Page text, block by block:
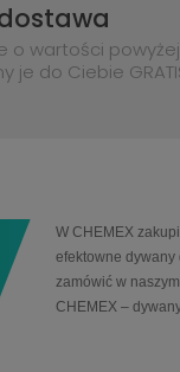
o wartości powyżej
je do Ciebie
W CHEMEX
efektowne dywany
zamówić w
CHEMEX –